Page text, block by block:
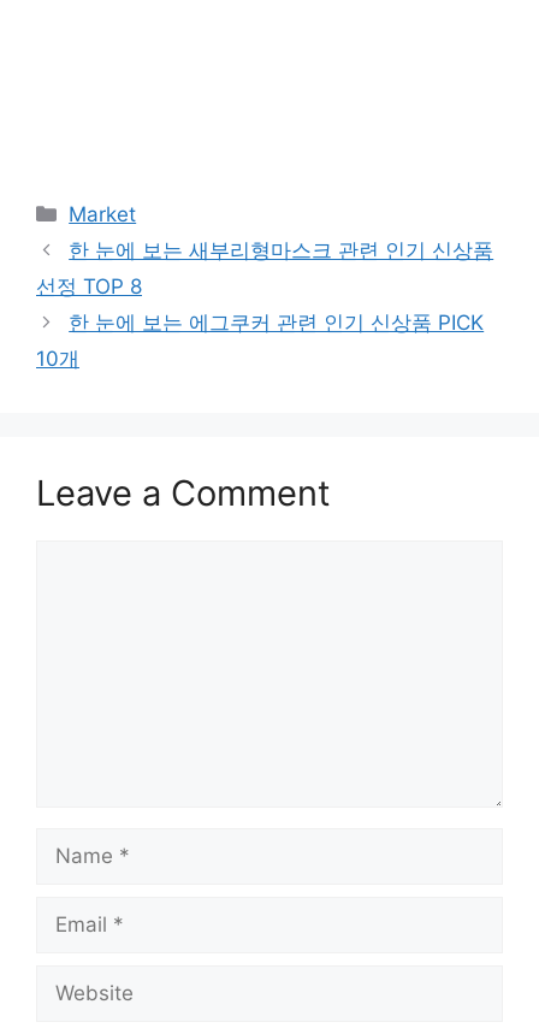
Categories
Market
한 눈에 보는 새부리형마스크 관련 인기 신상품
선정 TOP 8
한 눈에 보는 에그쿠커 관련 인기 신상품 PICK
10개
Leave a Comment